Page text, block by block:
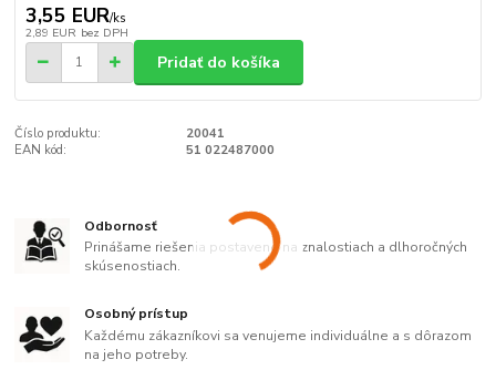
3,55 EUR/ks
2,89 EUR bez DPH
Pridať do košíka
Číslo produktu:
20041
EAN kód:
51 022487000
Odbornosť
Prinášame riešenia postavené na znalostiach a dlhoročných
skúsenostiach.
Osobný prístup
Každému zákazníkovi sa venujeme individuálne a s dôrazom
na jeho potreby.